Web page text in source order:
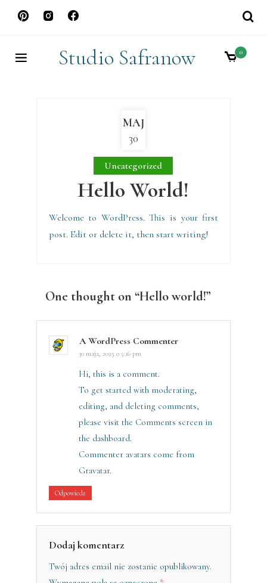
Studio Safranow 0
MAJ
30
Uncategorized
Hello World!
admin
Welcome to WordPress. This is your first
post. Edit or delete it, then start writing!
Uncategorized
One thought on “Hello world!”
A WordPress Commenter
30 maja, 2025 o 5:16 pm
Hi, this is a comment.
To get started with moderating,
editing, and deleting comments,
please visit the Comments screen in
the dashboard.
Commenter avatars come from
Gravatar.
Odpowiedz
Dodaj komentarz
Twój adres email nie zostanie opublikowany.